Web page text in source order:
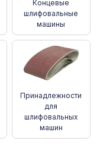
Концевые
шлифовальные
машины
Принадлежности
для
шлифовальных
машин